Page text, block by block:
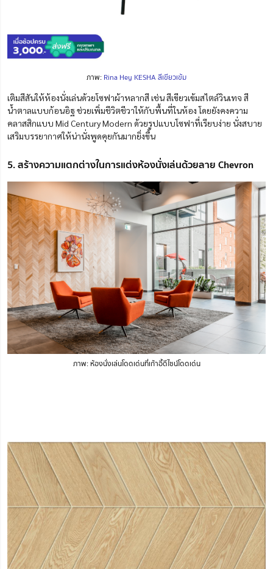
ภาพ: Rina Hey KESHA สีเขียวเข้ม
เติมสีสันให้ห้องนั่งเล่นด้วยโซฟาผ้าหลากสี เช่น สีเขียวเข้มสไตล์วินเทจ สี
น้ำตาลแบบก้อนอิฐ ช่วยเพิ่มชีวิตชีวาให้กับพื้นที่ในห้อง โดยยังคงความ
คลาสสิกแบบ Mid Century Modern ด้วยรูปแบบโซฟาที่เรียบง่าย นั่งสบาย
เสริมบรรยากาศให้น่านั่งพูดคุยกันมากยิ่งขึ้น
5. สร้างความแตกต่างในการแต่งห้องนั่งเล่นด้วยลาย Chevron
ภาพ: ห้องนั่งเล่นโดดเด่นที่เก้าอี้ดีไซน์โดดเด่น